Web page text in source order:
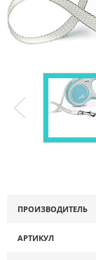
ПРОИЗВОДИТЕЛЬ
АРТИКУЛ